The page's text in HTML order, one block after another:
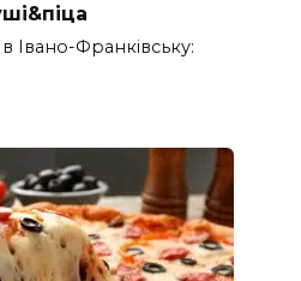
Івано-Франківську: